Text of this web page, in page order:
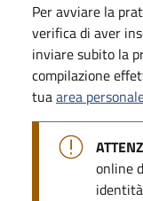
Per avviare la
verifica di aver
inviare subito la
compilazione
tuaarea
online